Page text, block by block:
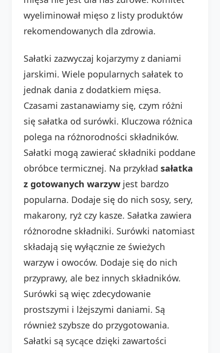
wyeliminował mięso z listy produktów
rekomendowanych dla zdrowia.
Sałatki zazwyczaj kojarzymy z daniami
jarskimi. Wiele popularnych sałatek to
jednak dania z dodatkiem mięsa.
Czasami zastanawiamy się, czym różni
się sałatka od surówki. Kluczowa różnica
polega na różnorodności składników.
Sałatki mogą zawierać składniki poddane
obróbce termicznej. Na przykład sałatka
z gotowanych warzyw jest bardzo
popularna. Dodaje się do nich sosy, sery,
makarony, ryż czy kasze. Sałatka zawiera
różnorodne składniki. Surówki natomiast
składają się wyłącznie ze świeżych
warzyw i owoców. Dodaje się do nich
przyprawy, ale bez innych składników.
Surówki są więc zdecydowanie
prostszymi i lżejszymi daniami. Są
również szybsze do przygotowania.
Sałatki są sycące dzięki zawartości